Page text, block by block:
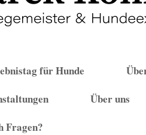
für Hunde
Über uns
Fragen?